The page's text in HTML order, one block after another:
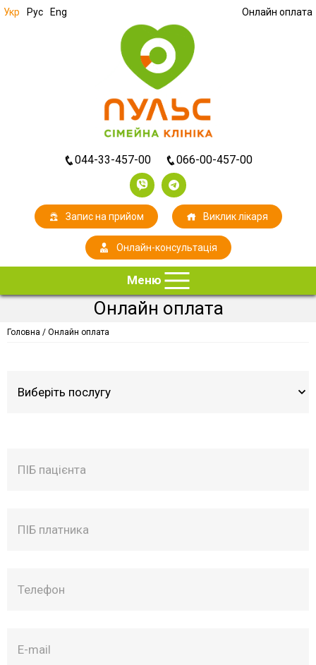
Укр Рус Eng Онлайн оплата
044-33-457-00 066-00-457-00
Запис на прийом Виклик лікаря
Онлайн-консультація
Меню
Онлайн оплата
Головна / Онлайн оплата